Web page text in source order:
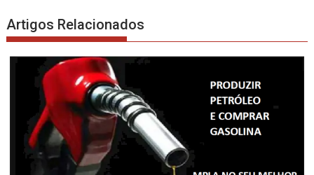
Artigos Relacionados